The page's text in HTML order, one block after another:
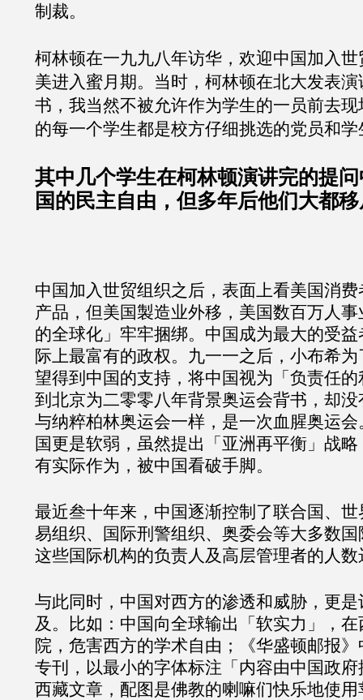
制裁。
柯林顿在一九九八年访华，欢迎中国加入
美进入蜜月期。当时，柯林顿在北大发表
书，我当然不被允许作为学生的一员前去
的每一个学生都是校方仔细挑选的党员和
其中几个学生在柯林顿演讲完的提
国的民主自由，但多年后他们大都
中国加入世贸组织之后，表面上看美国消
产品，但美国製造业外移，美国数百万人
的全球化」牢牢捆绑。中国成为最大的受
际上最富有的政权。九一一之后，小布希
望得到中国的支持，将中国视为「负责任
到北京为二零零八年背景奥运会背书，却
与纳粹柏林奥运会一样，是一次血腥奥运
国更是软弱，虽然提出「亚洲再平衡」战
有实际作为，被中国看破手脚。
最近叁十年来，中国逐渐控制了联合国、
易组织、国际刑警组织、奥委会等大多数
这些国际机构的负责人及高层管理者的人
与此同时，中国对西方的渗透和威胁，更
及。比如：中国向全球输出「软实力」，
院，危害西方的学术自由；《华盛顿邮报
专刊，以最小的字体标注「内容由中国政
西藏文章，配图是佛教的喇嘛们快乐地使